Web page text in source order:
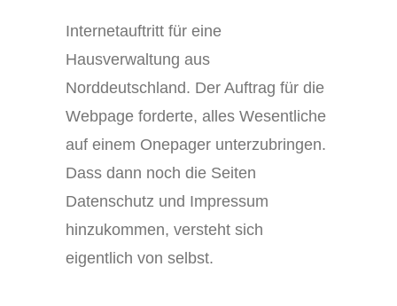
Internetauftritt für eine
Hausverwaltung aus
Norddeutschland. Der Auftrag für die
Webpage forderte, alles Wesentliche
auf einem Onepager unterzubringen.
Dass dann noch die Seiten
Datenschutz und Impressum
hinzukommen, versteht sich
eigentlich von selbst.